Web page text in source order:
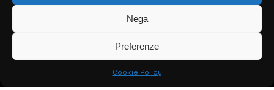
Nega
Preferenze
Cookie Policy
> CONTATTI